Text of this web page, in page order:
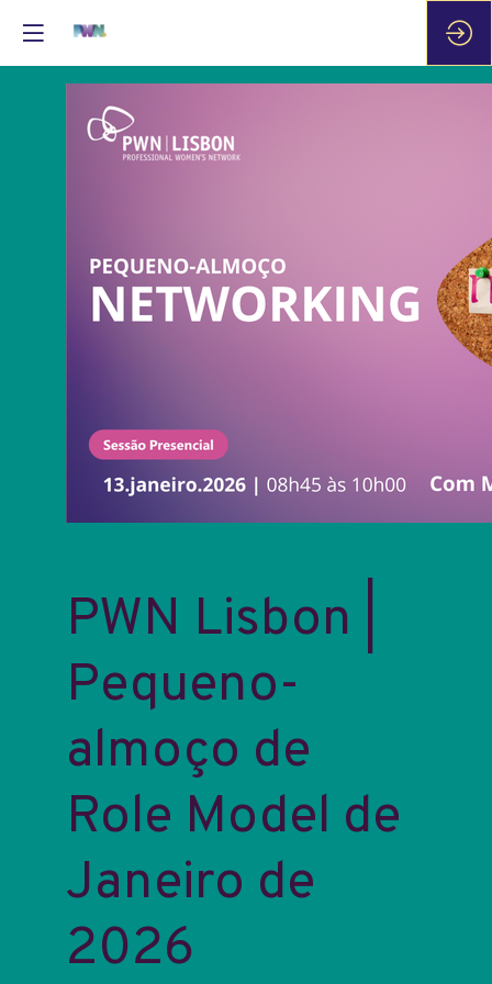
PWN Lisbon |
Pequeno-
almoço de
Role Model de
Janeiro de
2026